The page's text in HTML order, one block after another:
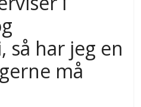
har jeg en
må